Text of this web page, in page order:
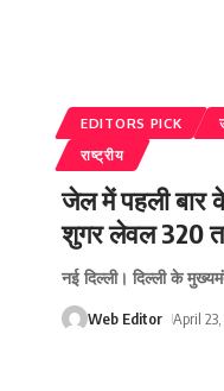
EDITORS PICK
राष्ट्रीय
जेल में पहली बार
शुगर लेवल 320
नई दिल्ली। दिल्ली के
Web Editor April